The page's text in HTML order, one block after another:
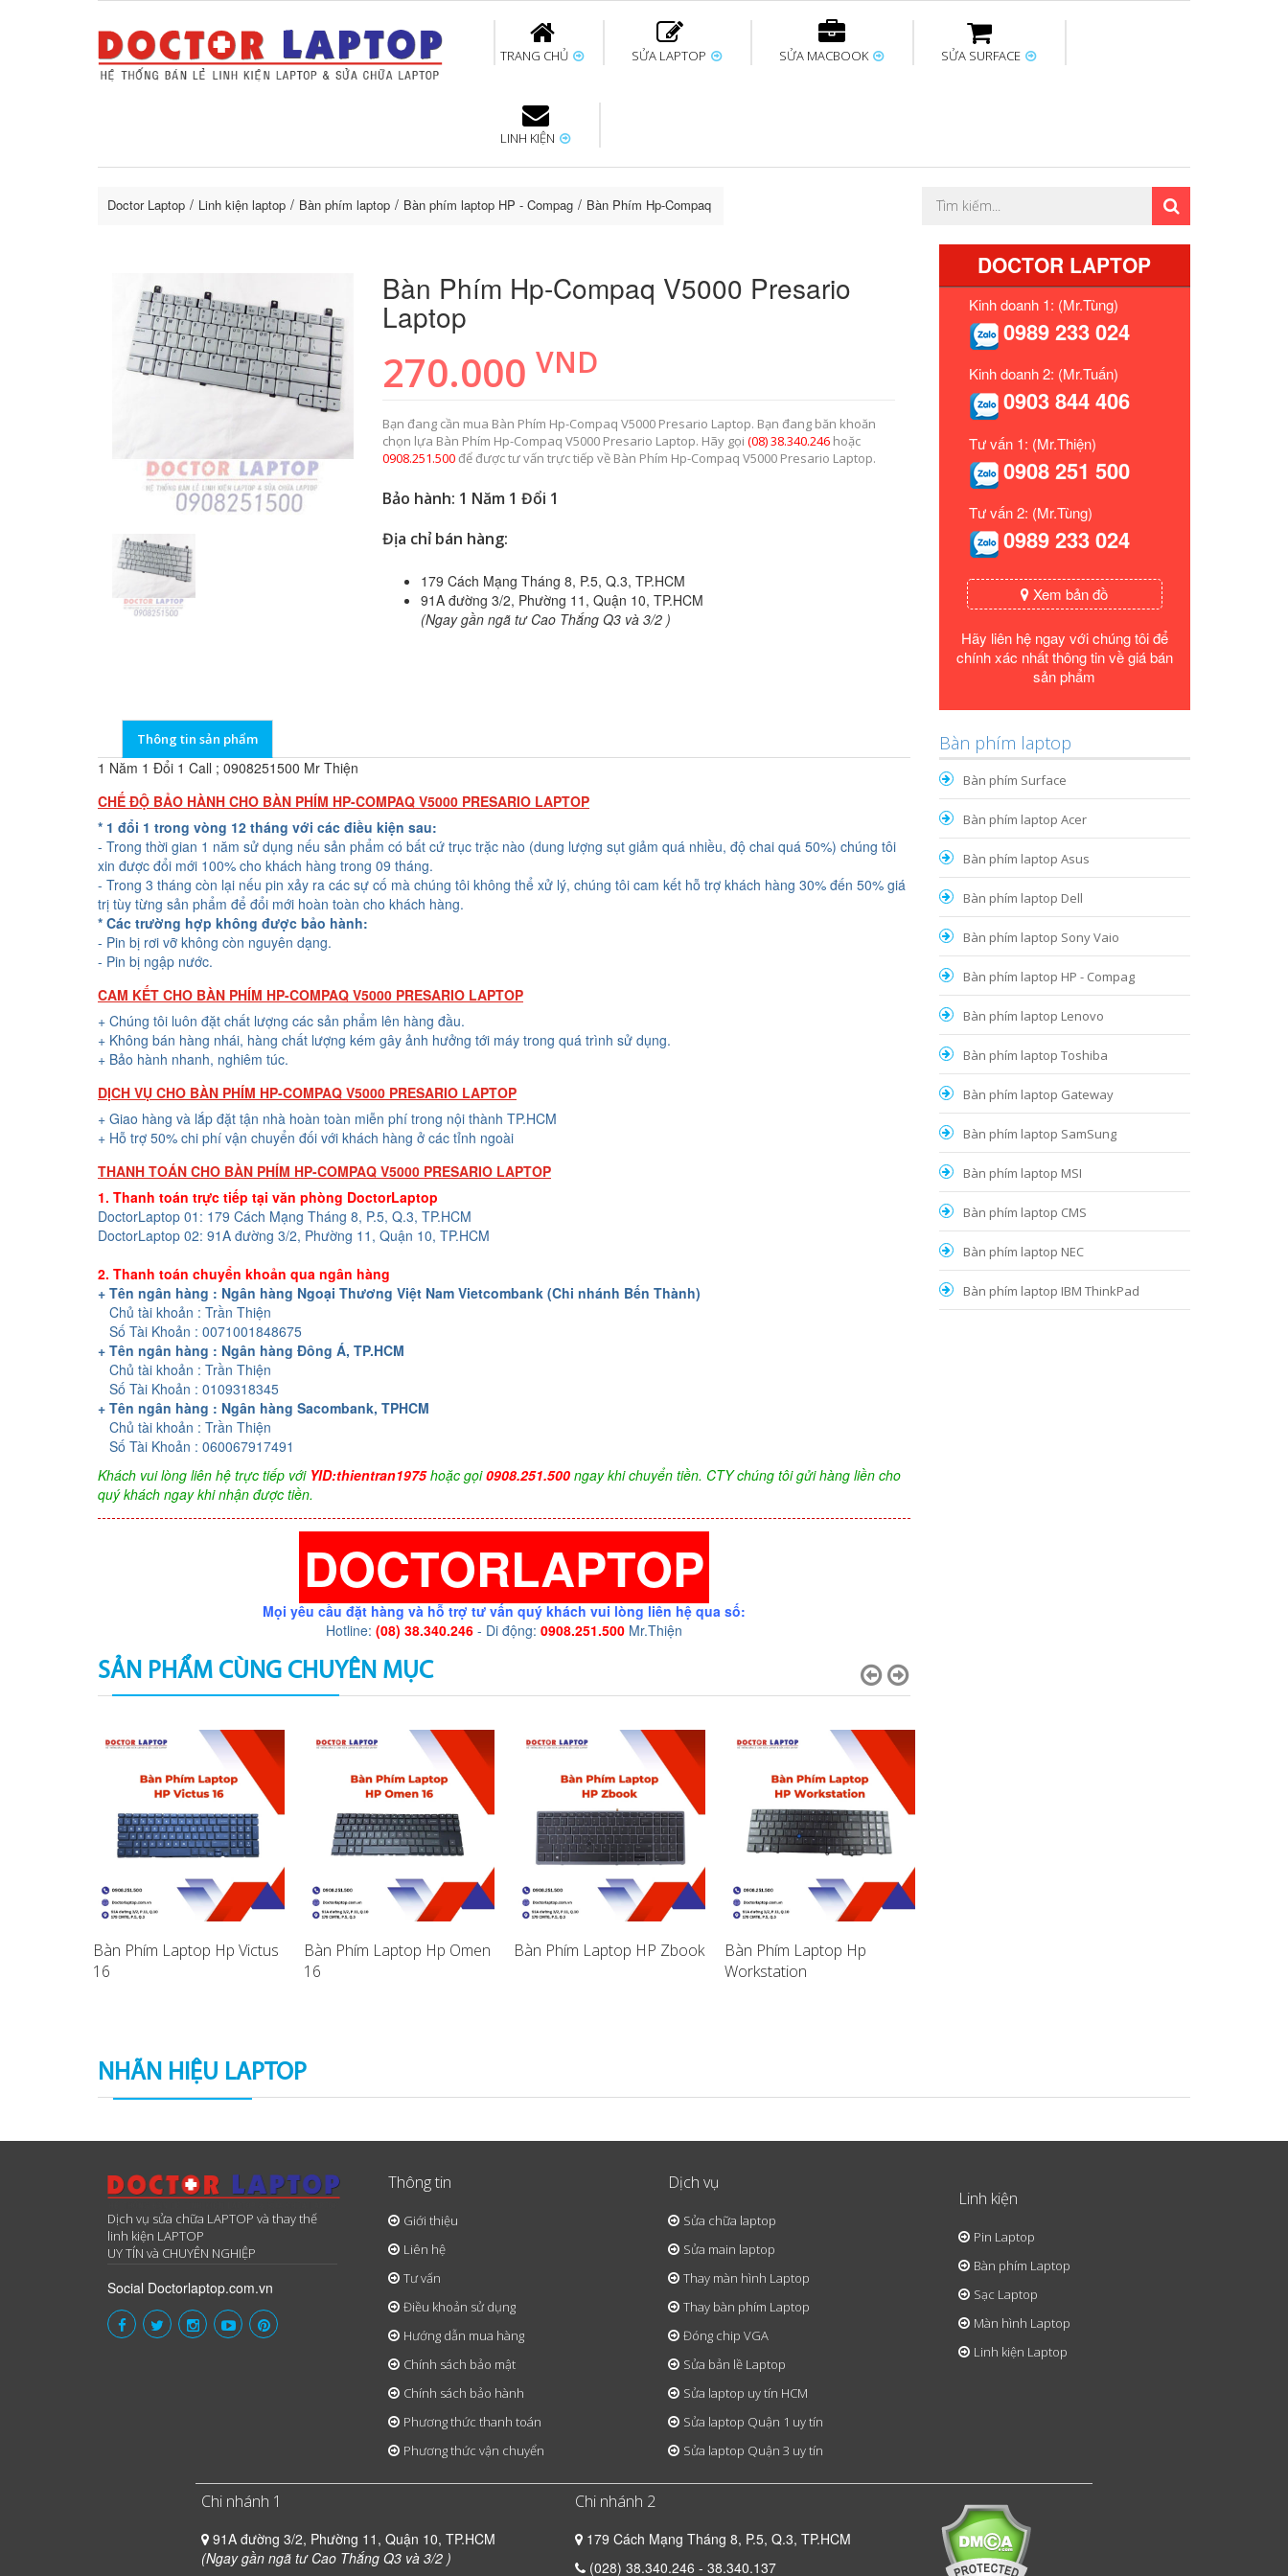
TRANG CHỦ SỬA LAPTOP
Sửa Laptop uy tín Thay bàn phím Thay màn hình Thay Pin Laptop
SỬA MACBOOK
Sửa Macbook uy tín Thay pin Macbook Thay màn hình Thay bàn phím
SỬA SURFACE
Thay pin Surface Sửa Surface không Thay sạc Surface Sửa Mainboard
LINH KIỆN
Doctor Laptop Linh kiện laptop Bàn phím laptop Bàn phím laptop HP - Compag Bàn Phím Hp-Compaq V5000 Presario Laptop
Bàn Phím Hp-Compaq V5000 Presario
Laptop
270.000 VND
Bạn đang cần mua Bàn Phím Hp-Compaq V5000 Presario Laptop. Bạn đang băn khoăn
chọn lựa Bàn Phím Hp-Compaq V5000 Presario Laptop. Hãy gọi(08) 38.340.246 hoặc
0908.251.500để được tư vấn trực tiếp về Bàn Phím Hp-Compaq V5000 Presario Laptop.
Bảo hành: 1 Năm 1 Đổi 1
Địa chỉ bán hàng:
179 Cách Mạng Tháng 8, P.5, Q.3, TP.HCM
91A đường 3/2, Phường 11, Quận 10, TP.HCM
(Ngay gần ngã tư Cao Thắng Q3 và 3/2 )
Thông tin sản phẩm
1 Năm 1 Đổi 1 Call ; 0908251500 Mr Thiện
CHẾ ĐỘ BẢO HÀNH CHO BÀN PHÍM HP-COMPAQ V5000 PRESARIO LAPTOP
* 1 đổi 1 trong vòng 12 tháng với các điều kiện sau:
- Trong thời gian 1 năm sử dụng nếu sản phẩm có bất cứ trục trặc nào (dung lượng sụt giảm quá nhiều, độ chai quá 50%) chúng tôi
xin được đổi mới 100% cho khách hàng trong 09 tháng.
- Trong 3 tháng còn lại nếu pin xảy ra các sự cố mà chúng tôi không thể xử lý, chúng tôi cam kết hỗ trợ khách hàng 30% đến 50% giá
trị tùy từng sản phẩm để đổi mới hoàn toàn cho khách hàng.
* Các trường hợp không được bảo hành:
- Pin bị rơi vỡ không còn nguyên dạng.
- Pin bị ngập nước.
CAM KẾT CHO BÀN PHÍM HP-COMPAQ V5000 PRESARIO LAPTOP
+ Chúng tôi luôn đặt chất lượng các sản phẩm lên hàng đầu.
+ Không bán hàng nhái, hàng chất lượng kém gây ảnh hưởng tới máy trong quá trình sử dụng.
+ Bảo hành nhanh, nghiêm túc.
DỊCH VỤ CHO BÀN PHÍM HP-COMPAQ V5000 PRESARIO LAPTOP
+ Giao hàng và lắp đặt tận nhà hoàn toàn miễn phí trong nội thành TP.HCM
+ Hỗ trợ 50% chi phí vận chuyển đối với khách hàng ở các tỉnh ngoài
THANH TOÁN CHO BÀN PHÍM HP-COMPAQ V5000 PRESARIO LAPTOP
1. Thanh toán trực tiếp tại văn phòng DoctorLaptop
DoctorLaptop 01: 179 Cách Mạng Tháng 8, P.5, Q.3, TP.HCM
DoctorLaptop 02: 91A đường 3/2, Phường 11, Quận 10, TP.HCM
2. Thanh toán chuyển khoản qua ngân hàng
+ Tên ngân hàng : Ngân hàng Ngoại Thương Việt Nam Vietcombank (Chi nhánh Bến Thành)
Chủ tài khoản : Trần Thiện
Số Tài Khoản : 0071001848675
+ Tên ngân hàng : Ngân hàng Đông Á, TP.HCM
Chủ tài khoản : Trần Thiện
Số Tài Khoản : 0109318345
+ Tên ngân hàng : Ngân hàng Sacombank, TPHCM
Chủ tài khoản : Trần Thiện
Số Tài Khoản : 060067917491
Khách vui lòng liên hệ trực tiếp với YID:thientran1975hoặc gọi0908.251.500 ngay khi chuyển tiền. CTY chúng tôi gửi hàng liền cho
quý khách ngay khi nhận được tiền.
DOCTORLAPTOP
Mọi yêu cầu đặt hàng và hỗ trợ tư vấn quý khách vui lòng liên hệ qua số:
Hotline: (08) 38.340.246- Di động: 0908.251.500Mr.Thiện
SẢN PHẨM CÙNG CHUYÊN MỤC
Bàn Phím Laptop Hp Victus
16
Bàn Phím Laptop Hp Omen
16
Bàn Phím Laptop HP Zbook
Bàn Phím Laptop Hp
Workstation
DOCTOR LAPTOP
Kinh doanh 1: (Mr.Tùng)
0989 233 024
Kinh doanh 2: (Mr.Tuấn)
0903 844 406
Tư vấn 1: (Mr.Thiện)
0908 251 500
Tư vấn 2: (Mr.Tùng)
0989 233 024
Xem bản đồ
Hãy liên hệ ngay với chúng tôi để
chính xác nhất thông tin về giá bán
sản phẩm
Bàn phím laptop
Bàn phím Surface
Bàn phím laptop Acer
Bàn phím laptop Asus
Bàn phím laptop Dell
Bàn phím laptop Sony Vaio
Bàn phím laptop HP - Compag
Bàn phím laptop Lenovo
Bàn phím laptop Toshiba
Bàn phím laptop Gateway
Bàn phím laptop SamSung
Bàn phím laptop MSI
Bàn phím laptop CMS
Bàn phím laptop NEC
Bàn phím laptop IBM ThinkPad
NHÃN HIỆU LAPTOP
Dịch vụ sửa chữa LAPTOP và thay thế
linh kiện LAPTOP
UY TÍN và CHUYÊN NGHIỆP
Social Doctorlaptop.com.vn
Thông tin
Giới thiệu
Liên hệ
Tư vấn
Điều khoản sử dụng
Hướng dẫn mua hàng
Chính sách bảo mật
Chính sách bảo hành
Phương thức thanh toán
Phương thức vận chuyển
Dịch vụ
Sửa chữa laptop
Sửa main laptop
Thay màn hình Laptop
Thay bàn phím Laptop
Đóng chip VGA
Sửa bản lề Laptop
Sửa laptop uy tín HCM
Sửa laptop Quận 1 uy tín
Sửa laptop Quận 3 uy tín
Linh kiện
Pin Laptop
Bàn phím Laptop
Sạc Laptop
Màn hình Laptop
Linh kiện Laptop
Chi nhánh 1
91A đường 3/2, Phường 11, Quận 10, TP.HCM
(Ngay gần ngã tư Cao Thắng Q3 và 3/2 )
Chi nhánh 2
179 Cách Mạng Tháng 8, P.5, Q.3, TP.HCM
(028) 38.340.246 - 38.340.137